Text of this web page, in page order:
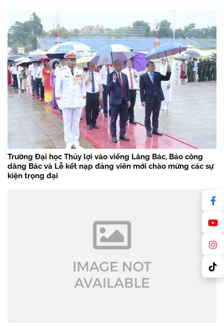
Trường Đại học Thủy lợi vào viếng Lăng Bác, Báo công
dâng Bác và Lễ kết nạp đảng viên mới chào mừng các sự
kiện trọng đại